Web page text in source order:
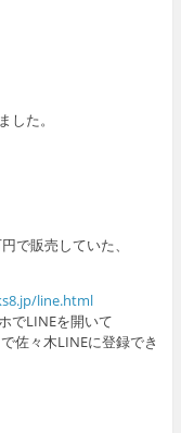
た。
で販売していた、
line.html
でLINEを開いて
佐々木LINEに登録でき